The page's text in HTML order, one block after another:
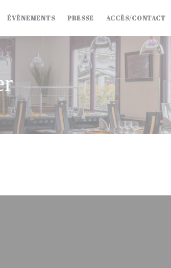
ÉVÈNEMENTS PRESSE ACCÈS/CONTACT